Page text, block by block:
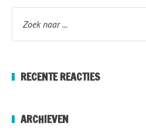
RECENTE REACTIES
ARCHIEVEN